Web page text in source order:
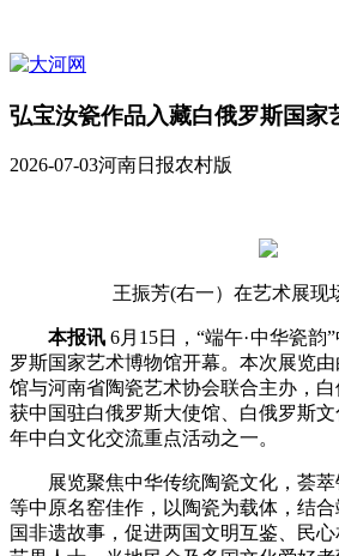
弘宝汝瓷作品入藏白俄罗斯国家
2026-07-03河南日报农村版
王振芳(右一）在艺术展现
本报讯6月15日，“端午·中华瓷韵
罗斯国家艺术博物馆开幕。本次展览
馆与河南省陶瓷艺术协会联合主办，白
获中国驻白俄罗斯大使馆、白俄罗斯
年中白文化交流重点活动之一。
展览聚焦中华传统陶瓷文化，荟萃
等中原名窑佳作，以陶瓷为载体，结
国非遗故事，促进两国文明互鉴、民